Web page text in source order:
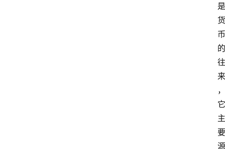
是
货
币
的
往
来
，
它
主
要
源